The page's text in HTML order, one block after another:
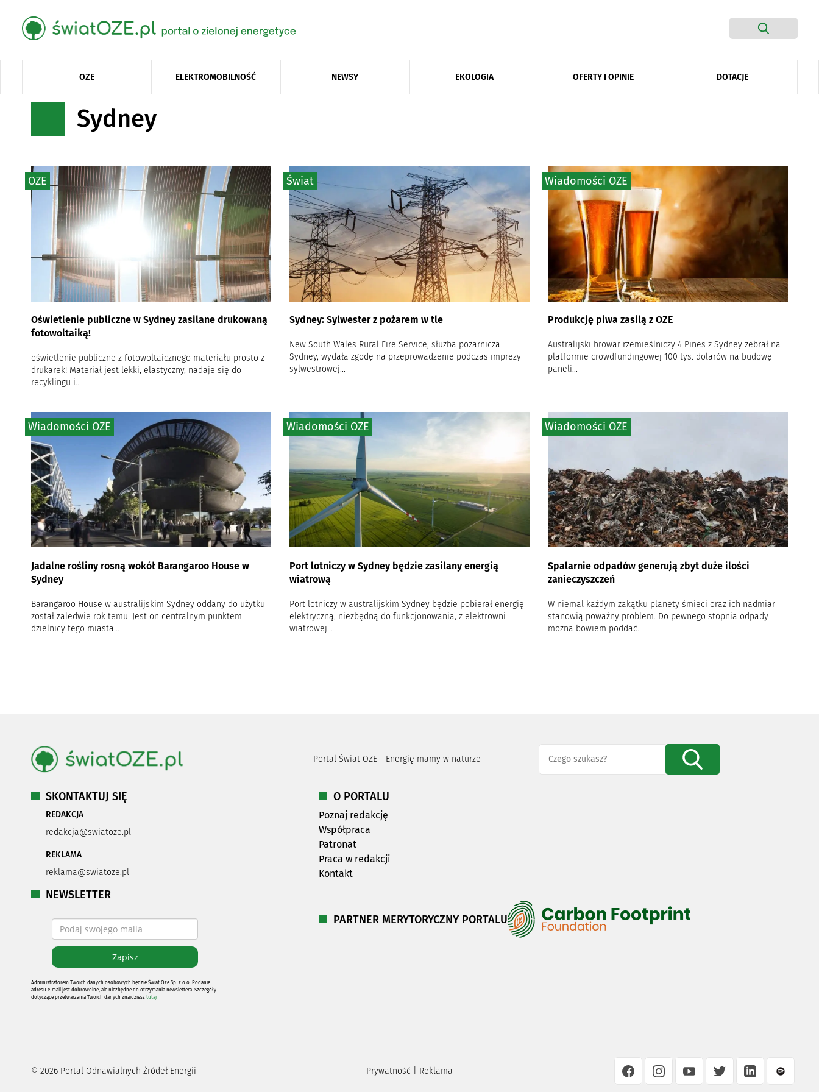
OZE ELEKTROMOBILNOŚĆ NEWSY EKOLOGIA OFERTY I OPINIE DOTACJE
Sydney
Oświetlenie publiczne w Sydney zasilane drukowaną
fotowoltaiką!
oświetlenie publiczne z fotowoltaicznego materiału prosto z
drukarek! Materiał jest lekki, elastyczny, nadaje się do
recyklingu i...
OZE
Sydney: Sylwester z pożarem w tle
New South Wales Rural Fire Service, służba pożarnicza
Sydney, wydała zgodę na przeprowadzenie podczas imprezy
sylwestrowej...
Świat
Produkcję piwa zasilą z OZE
Australijski browar rzemieślniczy 4 Pines z Sydney zebrał na
platformie crowdfundingowej 100 tys. dolarów na budowę
paneli...
Wiadomości OZE
Jadalne rośliny rosną wokół Barangaroo House w
Sydney
Barangaroo House w australijskim Sydney oddany do użytku
został zaledwie rok temu. Jest on centralnym punktem
dzielnicy tego miasta...
Wiadomości OZE
Port lotniczy w Sydney będzie zasilany energią
wiatrową
Port lotniczy w australijskim Sydney będzie pobierał energię
elektryczną, niezbędną do funkcjonowania, z elektrowni
wiatrowej...
Wiadomości OZE
Spalarnie odpadów generują zbyt duże ilości
zanieczyszczeń
W niemal każdym zakątku planety śmieci oraz ich nadmiar
stanowią poważny problem. Do pewnego stopnia odpady
można bowiem poddać...
Wiadomości OZE
Portal Świat OZE - Energię mamy w naturze
SKONTAKTUJ SIĘ
REDAKCJA
redakcja@swiatoze.pl
REKLAMA
reklama@swiatoze.pl
NEWSLETTER
Administratorem Twoich danych osobowych będzie Świat Oze Sp. z o.o. Podanie
adresu e-mail jest dobrowolne, ale niezbędne do otrzymania newslettera. Szczegóły
dotyczące przetwarzania Twoich danych znajdziesz tutaj
O PORTALU
Poznaj redakcję
Współpraca
Patronat
Praca w redakcji
Kontakt
PARTNER MERYTORYCZNY PORTALU
© 2026Portal Odnawialnych Źródeł Energii Prywatność Reklama